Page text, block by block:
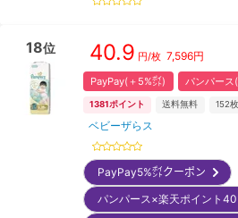
18位 40.9 円/枚 7,596円
PayPay(＋5%㌽) パンパース
1381ポイント 送料無料 152
ベビーザらス
PayPay5%㌽クーポン
パンパース×楽天ポイント